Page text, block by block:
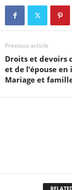
Previous article
Droits et devoirs
et de l’épouse en
Mariage et